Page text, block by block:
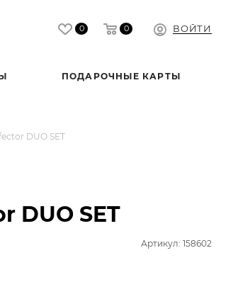
0 0 ВОЙТИ
ПОДАРОЧНЫЕ КАРТЫ
DUO SET
DUO SET
Артикул: 158602